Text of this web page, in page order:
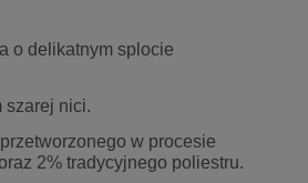
o delikatnym splocie
szarej nici.
w procesie
2% tradycyjnego poliestru.